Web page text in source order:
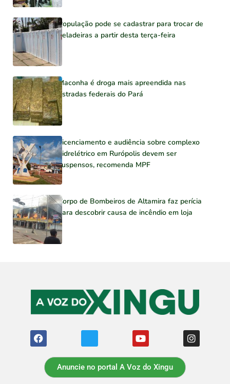
População pode se cadastrar para trocar de
geladeiras a partir desta terça-feira
Maconha é droga mais apreendida nas
estradas federais do Pará
Licenciamento e audiência sobre complexo
hidrelétrico em Rurópolis devem ser
suspensos, recomenda MPF
Corpo de Bombeiros de Altamira faz perícia
para descobrir causa de incêndio em loja
Anuncie no portal A Voz do Xingu